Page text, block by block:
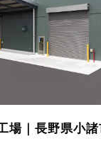
場｜長野県小